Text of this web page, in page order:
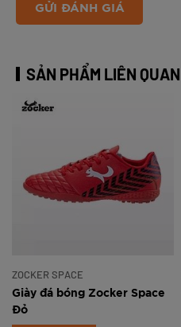
GỬI ĐÁNH GIÁ
SẢN PHẨM LIÊN QUAN
ZOCKER SPACE
Giày đá bóng Zocker Space
Đỏ